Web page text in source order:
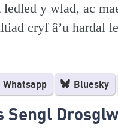
ledled y wlad, ac
cryf â’u hardal
Whatsapp Bluesky
Sengl